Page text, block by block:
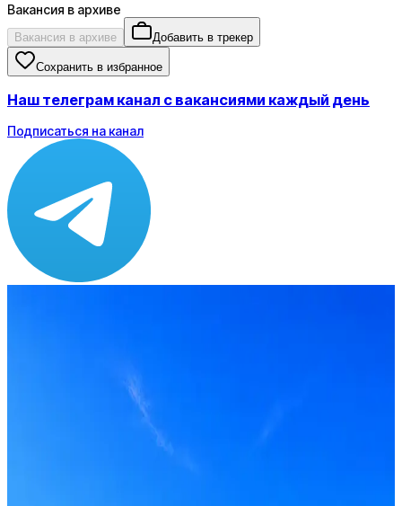
Вакансия в архиве
Вакансия в архиве Добавить в трекер
Сохранить в избранное
Наш телеграм канал с вакансиями каждый день
Подписаться на канал
Оффер быстрее с Эйч